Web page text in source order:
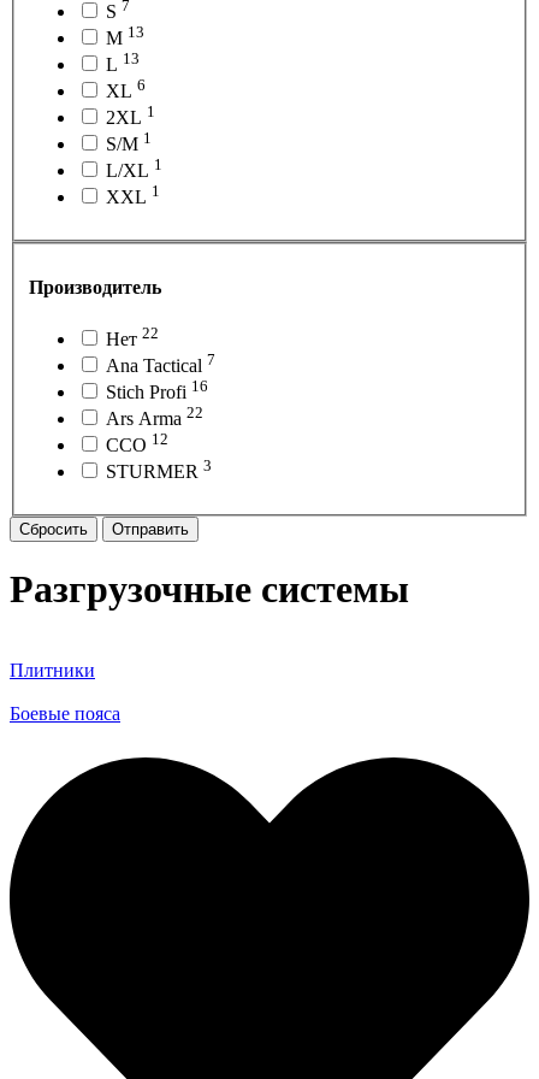
S 7
M 13
L 13
XL 6
2XL 1
S/M 1
L/XL 1
XXL 1
Производитель
Нет 22
Ana Tactical 7
Stich Profi 16
Ars Arma 22
ССО 12
STURMER 3
Сбросить Отправить
Разгрузочные системы
Плитники
Боевые пояса